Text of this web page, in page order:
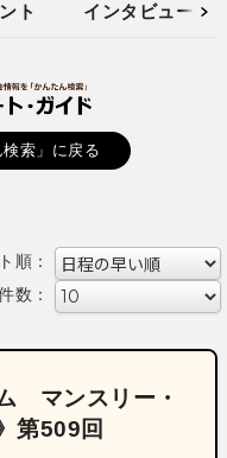
ト インタビュー
索」に戻る
順：
数：
マンスリー・
第509回